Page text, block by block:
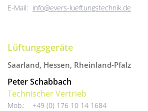
E-Mail: info@evers-lueftungstechnik.de
Lüftungsgeräte
Saarland, Hessen, Rheinland-Pfalz
Peter Schabbach
Technischer Vertrieb
Mob.:
+49 (0) 176 10 14 1684